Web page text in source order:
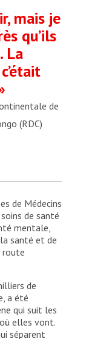
mais je
qu’ils
La
de
(RDC)
de Médecins
de santé
mentale,
santé et de
route
de
a été
qui suit les
elles vont.
séparent